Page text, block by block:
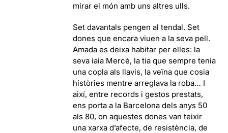
mirar el món amb uns altres ulls.
Set davantals pengen al tendal. Set
dones que encara viuen a la seva pell.
Amada es deixa habitar per elles: la
seva iaia Mercè, la tia que sempre tenia
una copla als llavis, la veïna que cosia
històries mentre arreglava la roba… I
així, entre records i gestos prestats,
ens porta a la Barcelona dels anys 50
als 80, on aquestes dones van teixir
una xarxa d’afecte, de resistència, de